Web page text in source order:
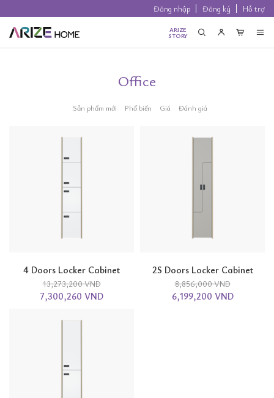
Đăng nhập Đăng ký Hỗ trợ
ARIZE
STORY
Office
Sản phẩm mới Phổ biến Giá Đánh giá
4 Doors Locker Cabinet
13,273,200 VND
7,300,260 VND
2S Doors Locker Cabinet
8,856,000 VND
6,199,200 VND